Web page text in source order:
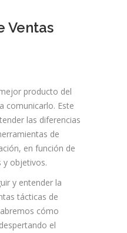
Ventas
producto del
comunicarlo. Este
las diferencias
de
en función de
y objetivos.
y entender la
tácticas de
cómo
el